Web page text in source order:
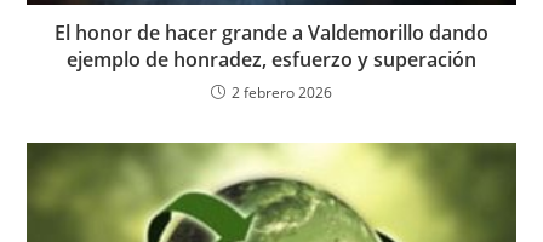
El honor de hacer grande a Valdemorillo dando
ejemplo de honradez, esfuerzo y superación
2 febrero 2026